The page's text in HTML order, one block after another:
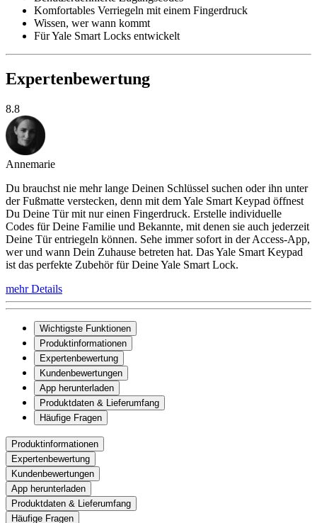
Komfortables Verriegeln mit einem Fingerdruck
Wissen, wer wann kommt
Für Yale Smart Locks entwickelt
Expertenbewertung
8.8
Annemarie
Du brauchst nie mehr lange Deinen Schlüssel suchen oder ihn unter
der Fußmatte verstecken, denn mit dem Yale Smart Keypad öffnest
Du Deine Tür mit nur einen Fingerdruck. Erstelle individuelle
Codes für Deine Familie und Bekannte, mit denen sie auch jederzeit
Deine Tür entriegeln können. Sehe immer sofort in der Access-App,
wer und wann Dein Zuhause betreten hat. Das Yale Smart Keypad
ist das perfekte Zubehör für Deine Yale Smart Lock.
mehr Details
Wichtigste Funktionen
Produktinformationen
Expertenbewertung
Kundenbewertungen
App herunterladen
Produktdaten & Lieferumfang
Häufige Fragen
Produktinformationen
Expertenbewertung
Kundenbewertungen
App herunterladen
Produktdaten & Lieferumfang
Häufige Fragen